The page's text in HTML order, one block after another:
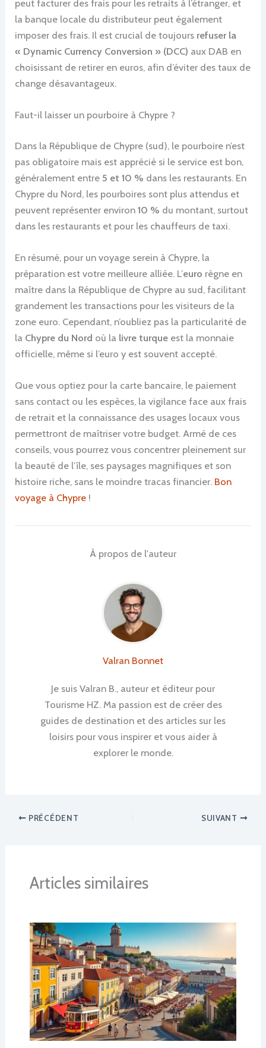
peut facturer des frais pour les retraits à l’étranger, et
la banque locale du distributeur peut également
imposer des frais. Il est crucial de toujours refuser la
« Dynamic Currency Conversion » (DCC) aux DAB en
choisissant de retirer en euros, afin d’éviter des taux de
change désavantageux.
Faut-il laisser un pourboire à Chypre ?
Dans la République de Chypre (sud), le pourboire n’est
pas obligatoire mais est apprécié si le service est bon,
généralement entre 5 et 10 % dans les restaurants. En
Chypre du Nord, les pourboires sont plus attendus et
peuvent représenter environ10 % du montant, surtout
dans les restaurants et pour les chauffeurs de taxi.
En résumé, pour un voyage serein à Chypre, la
préparation est votre meilleure alliée. L’euro règne en
maître dans la République de Chypre au sud, facilitant
grandement les transactions pour les visiteurs de la
zone euro. Cependant, n’oubliez pas la particularité de
la Chypre du Nord où la livre turque est la monnaie
officielle, même si l’euro y est souvent accepté.
Que vous optiez pour la carte bancaire, le paiement
sans contact ou les espèces, la vigilance face aux frais
de retrait et la connaissance des usages locaux vous
permettront de maîtriser votre budget. Armé de ces
conseils, vous pourrez vous concentrer pleinement sur
la beauté de l’île, ses paysages magnifiques et son
histoire riche, sans le moindre tracas financier. Bon
voyage à Chypre !
À propos de l'auteur
Valran Bonnet
Je suis Valran B., auteur et éditeur pour
Tourisme HZ. Ma passion est de créer des
guides de destination et des articles sur les
loisirs pour vous inspirer et vous aider à
explorer le monde.
PRÉCÉDENT SUIVANT
Articles similaires